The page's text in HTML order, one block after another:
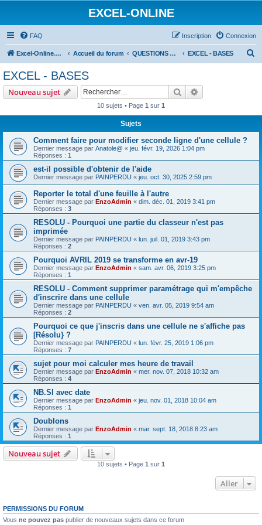
EXCEL-ONLINE
FAQ Connexion
Inscription
Excel-Online.net Accueil du forum QUESTIONS EXCEL EXCEL - BASES
EXCEL - BASES
Nouveau sujet Rechercher
10 sujets • Page 1 sur 1
Sujets
Comment faire pour modifier seconde ligne d'une cellule ?
Dernier message par Anatole@ « jeu. févr. 19, 2026 1:04 pm
Réponses : 1
est-il possible d'obtenir de l'aide
Dernier message par PAINPERDU « jeu. oct. 30, 2025 2:59 pm
Reporter le total d'une feuille à l'autre
Dernier message par EnzoAdmin « dim. déc. 01, 2019 3:41 pm
Réponses : 3
RESOLU - Pourquoi une partie du classeur n'est pas
imprimée
Dernier message par PAINPERDU « lun. juil. 01, 2019 3:43 pm
Réponses : 2
Pourquoi AVRIL 2019 se transforme en avr-19
Dernier message par EnzoAdmin « sam. avr. 06, 2019 3:25 pm
Réponses : 1
RESOLU - Comment supprimer paramétrage qui m'empêche
d'inscrire dans une cellule
Dernier message par PAINPERDU « ven. avr. 05, 2019 9:54 am
Réponses : 2
Pourquoi ce que j'inscris dans une cellule ne s'affiche pas
[Résolu} ?
Dernier message par PAINPERDU « lun. févr. 25, 2019 1:06 pm
Réponses : 7
sujet pour moi calculer mes heure de travail
Dernier message par EnzoAdmin « mer. nov. 07, 2018 10:32 am
Réponses : 4
NB.SI avec date
Dernier message par EnzoAdmin « jeu. nov. 01, 2018 10:04 am
Réponses : 1
Doublons
Dernier message par EnzoAdmin « mar. sept. 18, 2018 8:23 am
Réponses : 1
Nouveau sujet
10 sujets • Page 1 sur 1
Aller
PERMISSIONS DU FORUM
Vous ne pouvez pas publier de nouveaux sujets dans ce forum